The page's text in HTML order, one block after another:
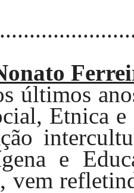
últimos
Etnica
e
vem